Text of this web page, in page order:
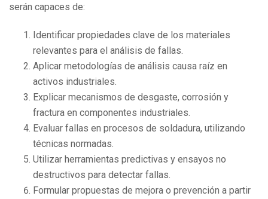
serán capaces de:
Identificar propiedades clave de los materiales
relevantes para el análisis de fallas.
Aplicar metodologías de análisis causa raíz en
activos industriales.
Explicar mecanismos de desgaste, corrosión y
fractura en componentes industriales.
Evaluar fallas en procesos de soldadura, utilizando
técnicas normadas.
Utilizar herramientas predictivas y ensayos no
destructivos para detectar fallas.
Formular propuestas de mejora o prevención a partir